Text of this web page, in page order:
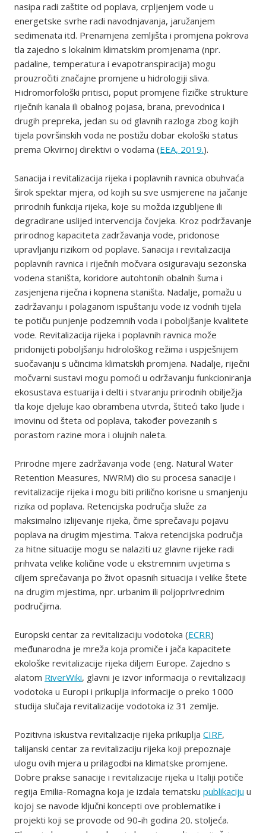
nasipa radi zaštite od poplava, crpljenjem vode u
energetske svrhe radi navodnjavanja, jaružanjem
sedimenata itd. Prenamjena zemljišta i promjena pokrova
tla zajedno s lokalnim klimatskim promjenama (npr.
padaline, temperatura i evapotranspiracija) mogu
prouzročiti značajne promjene u hidrologiji sliva.
Hidromorfološki pritisci, poput promjene fizičke strukture
riječnih kanala ili obalnog pojasa, brana, prevodnica i
drugih prepreka, jedan su od glavnih razloga zbog kojih
tijela površinskih voda ne postižu dobar ekološki status
prema Okvirnoj direktivi o vodama (EEA, 2019.).
Sanacija i revitalizacija rijeka i poplavnih ravnica obuhvaća
širok spektar mjera, od kojih su sve usmjerene na jačanje
prirodnih funkcija rijeka, koje su možda izgubljene ili
degradirane uslijed intervencija čovjeka. Kroz podržavanje
prirodnog kapaciteta zadržavanja vode, pridonose
upravljanju rizikom od poplave. Sanacija i revitalizacija
poplavnih ravnica i riječnih močvara osiguravaju sezonska
vodena staništa, koridore autohtonih obalnih šuma i
zasjenjena riječna i kopnena staništa. Nadalje, pomažu u
zadržavanju i polaganom ispuštanju vode iz vodnih tijela
te potiču punjenje podzemnih voda i poboljšanje kvalitete
vode. Revitalizacija rijeka i poplavnih ravnica može
pridonijeti poboljšanju hidrološkog režima i uspješnijem
suočavanju s učincima klimatskih promjena. Nadalje, riječni
močvarni sustavi mogu pomoći u održavanju funkcioniranja
ekosustava estuarija i delti i stvaranju prirodnih obilježja
tla koje djeluje kao obrambena utvrda, štiteći tako ljude i
imovinu od šteta od poplava, također povezanih s
porastom razine mora i olujnih naleta.
Prirodne mjere zadržavanja vode (eng. Natural Water
Retention Measures, NWRM) dio su procesa sanacije i
revitalizacije rijeka i mogu biti prilično korisne u smanjenju
rizika od poplava. Retencijska područja služe za
maksimalno izlijevanje rijeka, čime sprečavaju pojavu
poplava na drugim mjestima. Takva retencijska područja
za hitne situacije mogu se nalaziti uz glavne rijeke radi
prihvata velike količine vode u ekstremnim uvjetima s
ciljem sprečavanja po život opasnih situacija i velike štete
na drugim mjestima, npr. urbanim ili poljoprivrednim
područjima.
Europski centar za revitalizaciju vodotoka (ECRR)
međunarodna je mreža koja promiče i jača kapacitete
ekološke revitalizacije rijeka diljem Europe. Zajedno s
alatom RiverWiki, glavni je izvor informacija o revitalizaciji
vodotoka u Europi i prikuplja informacije o preko 1000
studija slučaja revitalizacije vodotoka iz 31 zemlje.
Pozitivna iskustva revitalizacije rijeka prikuplja CIRF,
talijanski centar za revitalizaciju rijeka koji prepoznaje
ulogu ovih mjera u prilagodbi na klimatske promjene.
Dobre prakse sanacije i revitalizacije rijeka u Italiji potiče
regija Emilia-Romagna koja je izdala tematsku publikaciju u
kojoj se navode ključni koncepti ove problematike i
projekti koji se provode od 90-ih godina 20. stoljeća.